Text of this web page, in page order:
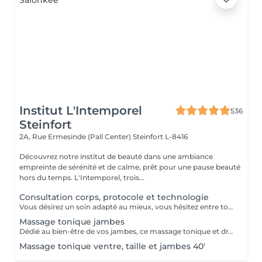
Institut L'Intemporel
Steinfort
536
2A, Rue Ermesinde (Pall Center) Steinfort L-8416
Découvrez notre institut de beauté dans une ambiance
empreinte de sérénité et de calme, prêt pour une pause beauté
hors du temps. L'Intemporel, trois...
Consultation corps, protocole et technologie
Vous désirez un soin adapté au mieux, vous hésitez entre toutes nos techniques, machines et protocoles divers. Nous avons donc mis en place ce moment privilégié avec une esthéticienne, qui vous écoutera et répondra à vos attentes en vous conseillant au mieux. Les 25€ de la consultation vous seront déduits de votre soin si vous prenez rdv .
Massage tonique jambes
Dédié au bien-être de vos jambes, ce massage tonique et drainant vous procure une délicieuse sensation de légèreté.
Massage tonique ventre, taille et jambes 40'